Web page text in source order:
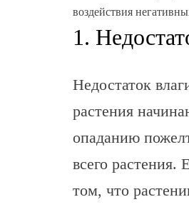
воздействия
1.
Недостаток
растения
опаданию
всего растения.
том, что